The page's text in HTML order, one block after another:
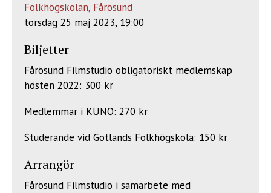
Folkhögskolan, Fårösund
torsdag 25 maj 2023, 19:00
Biljetter
Fårösund Filmstudio obligatoriskt medlemskap
hösten 2022: 300 kr
Medlemmar i KUNO: 270 kr
Studerande vid Gotlands Folkhögskola: 150 kr
Arrangör
Fårösund Filmstudio i samarbete med